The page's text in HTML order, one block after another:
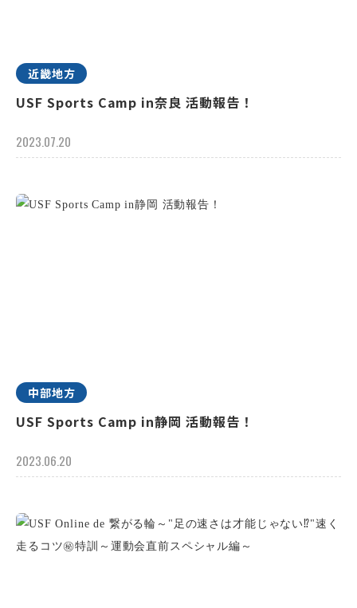
近畿地方
USF Sports Camp in奈良 活動報告！
2023.07.20
中部地方
USF Sports Camp in静岡 活動報告！
2023.06.20